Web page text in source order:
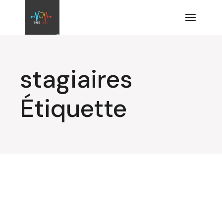
contenu
stagiaires
Étiquette